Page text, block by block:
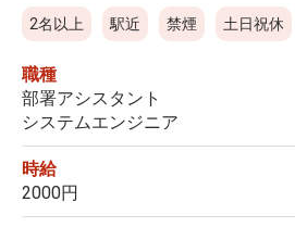
2名以上 駅近 禁煙 土日祝休
職種
部署アシスタント
システムエンジニア
時給
2000円